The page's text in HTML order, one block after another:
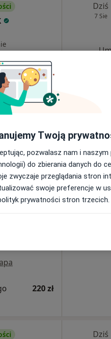
od 300 zł
Dziś
7 Sie
220 zł
Dziś
7 Sie
Dziś
Twoją
pozwalasz nam i
do zbierania danych do
zwyczaje przeglądania stron
swoje preferencje w
prywatności stron